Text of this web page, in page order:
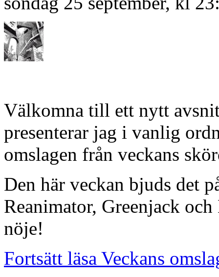
Välkomna till ett nytt
presenterar jag i vanlig
omslagen från veckans
Den här veckan bjuds det
Reanimator, Greenjack
nöje!
Fortsätt läsa Veckans